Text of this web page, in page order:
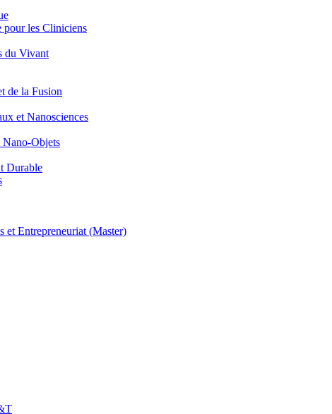
les Cliniciens
du Vivant
de la Fusion
et Nanosciences
Objets
Durable
et Entrepreneuriat (Master)